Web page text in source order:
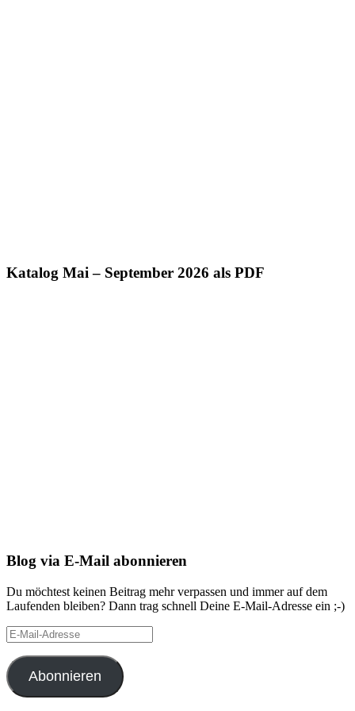
Katalog Mai – September 2026 als PDF
Blog via E-Mail abonnieren
Du möchtest keinen Beitrag mehr verpassen und immer auf dem
Laufenden bleiben? Dann trag schnell Deine E-Mail-Adresse ein ;-)
E-
Mail-
Adresse
Abonnieren